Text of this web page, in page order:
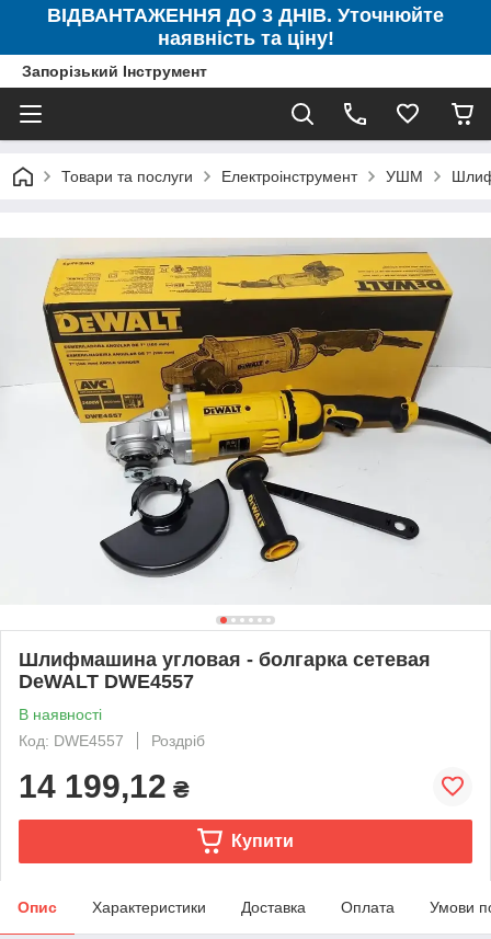
ВІДВАНТАЖЕННЯ ДО 3 ДНІВ. Уточнюйте
наявність та ціну!
Запорізький Інструмент
Товари та послуги Електроінструмент УШМ
Шлифмашина угловая - болгарка сетевая
DeWALT DWE4557
В наявності
Код: DWE4557
Роздріб
14 199,12 ₴
Купити
Опис Характеристики Доставка Оплата Умови